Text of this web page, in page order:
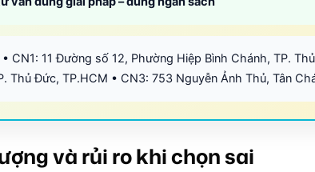
• CN1: 11 Đường số 12, Phường Hiệp Bình Chánh, TP.
Thủ Đức, TP.HCM • CN3: 753 Nguyễn Ảnh Thủ, Tân
và rủi ro khi chọn sai